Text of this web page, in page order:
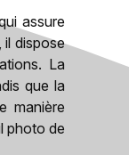
assure
dispose
La
que la
manière
photo de